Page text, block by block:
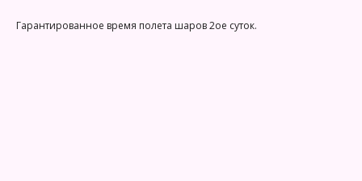
Гарантированное время полета шаров 2ое суток.